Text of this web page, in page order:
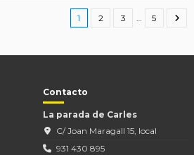
1 2 3 5
Contacto
La parada de Carles
C/ Joan Maragall 15, local
931 430 895